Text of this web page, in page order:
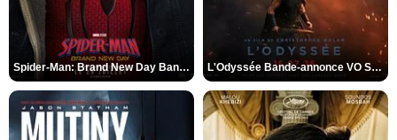
Spider-Man: Brand New Day Bande-annonce VO STFR L'Odyssée Bande-annonce VO STFR